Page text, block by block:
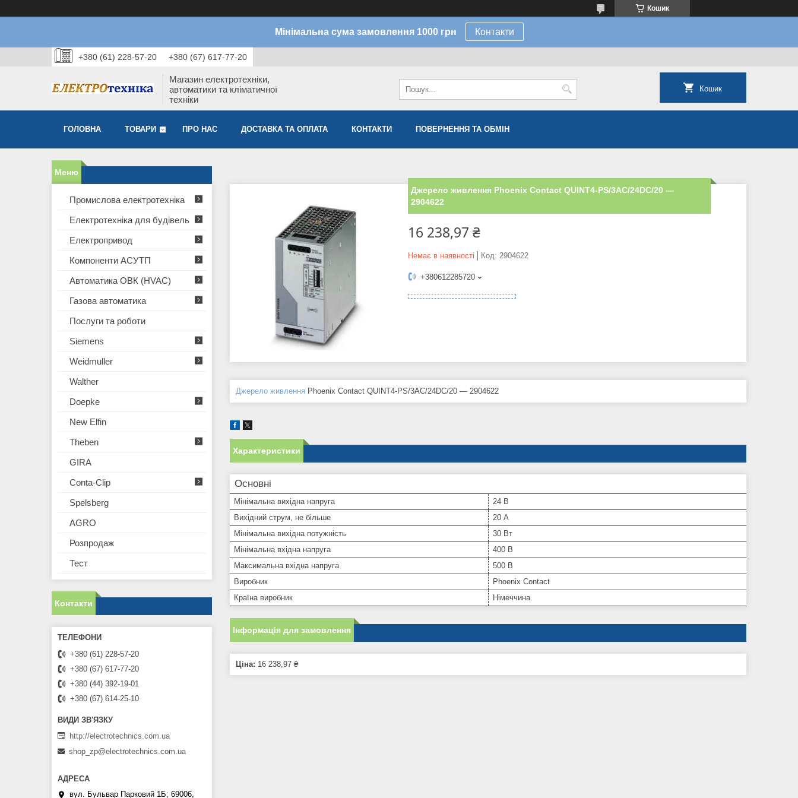
Кошик
Мінімальна сума замовлення 1000 грн Контакти
+380 (61) 228-57-20 +380 (67) 617-77-20
Магазин електротехніки,
автоматики та кліматичної
техніки
Кошик
ГОЛОВНА ТОВАРИ ПРО НАС ДОСТАВКА ТА ОПЛАТА КОНТАКТИ ПОВЕРНЕННЯ ТА ОБМІН
Джерело живлення Phoenix Contact QUINT4-PS/3AC/24DC/20 —
2904622
16 238,97 ₴
Немає в наявності Код: 2904622
+380612285720
Джерело живлення Phoenix Contact QUINT4-PS/3AC/24DC/20 — 2904622
Характеристики
Основні
Мінімальна вихідна напруга
24 В
Вихідний струм, не більше
20 А
Мінімальна вихідна потужність
30 Вт
Мінімальна вхідна напруга
400 В
Максимальна вхідна напруга
500 В
Виробник
Phoenix Contact
Країна виробник
Німеччина
Інформація для замовлення
Ціна: 16 238,97 ₴
Промислова електротехніка
Електротехніка для будівель
Електропривод
Компоненти АСУТП
Автоматика ОВК (HVAC)
Газова автоматика
Послуги та роботи
Siemens
Weidmuller
Walther
Doepke
New Elfin
Theben
GIRA
Conta-Clip
Spelsberg
AGRO
Розпродаж
Тест
Контакти
+380 (61) 228-57-20
+380 (67) 617-77-20
+380 (44) 392-19-01
+380 (67) 614-25-10
http://electrotechnics.com.ua
shop_zp@electrotechnics.com.ua
вул. Бульвар Парковий 1Б; 69006,